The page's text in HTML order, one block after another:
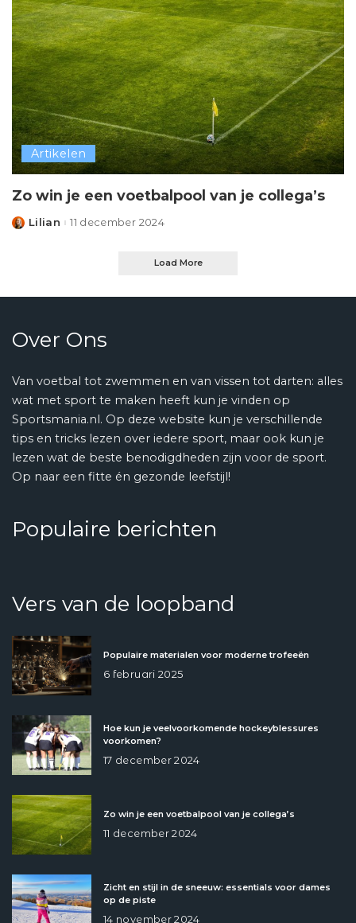
Artikelen
Zo win je een voetbalpool van je collega’s
Posted
Lilian 11 december 2024
Load More
Over Ons
Van voetbal tot zwemmen en van vissen tot darten: alles
wat met sport te maken heeft kun je vinden op
Sportsmania.nl. Op deze website kun je verschillende
tips en tricks lezen over iedere sport, maar ook kun je
lezen wat de beste benodigdheden zijn voor de sport.
Op naar een fitte én gezonde leefstijl!
Populaire berichten
Vers van de loopband
Populaire materialen voor moderne trofeeën
6 februari 2025
Hoe kun je veelvoorkomende hockeyblessures
voorkomen?
17 december 2024
Zo win je een voetbalpool van je collega’s
11 december 2024
Zicht en stijl in de sneeuw: essentials voor dames
op de piste
14 november 2024